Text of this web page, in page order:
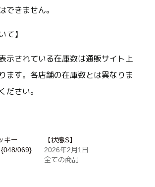
できません。
て】
示されている在庫数は通販サイト上
ます。各店舗の在庫数とは異なりま
ださい。
キー
069}
【状態S】
2026年2月1日
全ての商品